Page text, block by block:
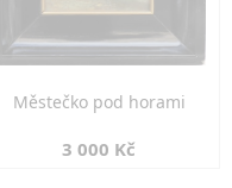
Městečko pod horami
3 000 Kč